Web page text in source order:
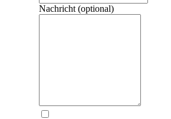
Nachricht (optional)